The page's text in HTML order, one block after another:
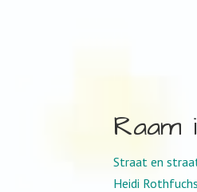
Raam
Straat en
Heidi Rothfuchs